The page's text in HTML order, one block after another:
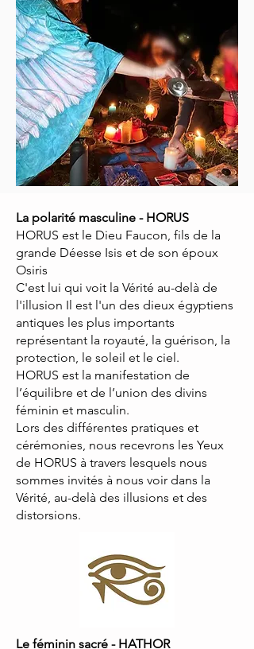
La polarité masculine - HORUS
HORUS est le Dieu Faucon, fils de la
grande Déesse Isis et de son époux
Osiris
C'est lui qui voit la Vérité au-delà de
l'illusion Il est l'un des dieux égyptiens
antiques les plus importants
représentant la royauté, la guérison, la
protection, le soleil et le ciel.
HORUS est la manifestation de
l’équilibre et de l’union des divins
féminin et masculin.
Lors des différentes pratiques et
cérémonies, nous recevrons les Yeux
de HORUS à travers lesquels nous
sommes invités à nous voir dans la
Vérité, au-delà des illusions et des
distorsions.
Le féminin sacré - HATHOR